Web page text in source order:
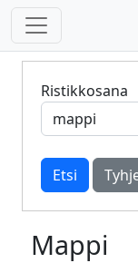
Ristikkosana
Mappi